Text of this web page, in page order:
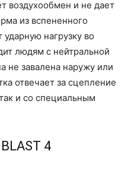
воздухообмен и не дает
из вспененного
нагрузку во
людям с нейтральной
не завалена наружу или
отвечает за сцепление
и со специальным
4